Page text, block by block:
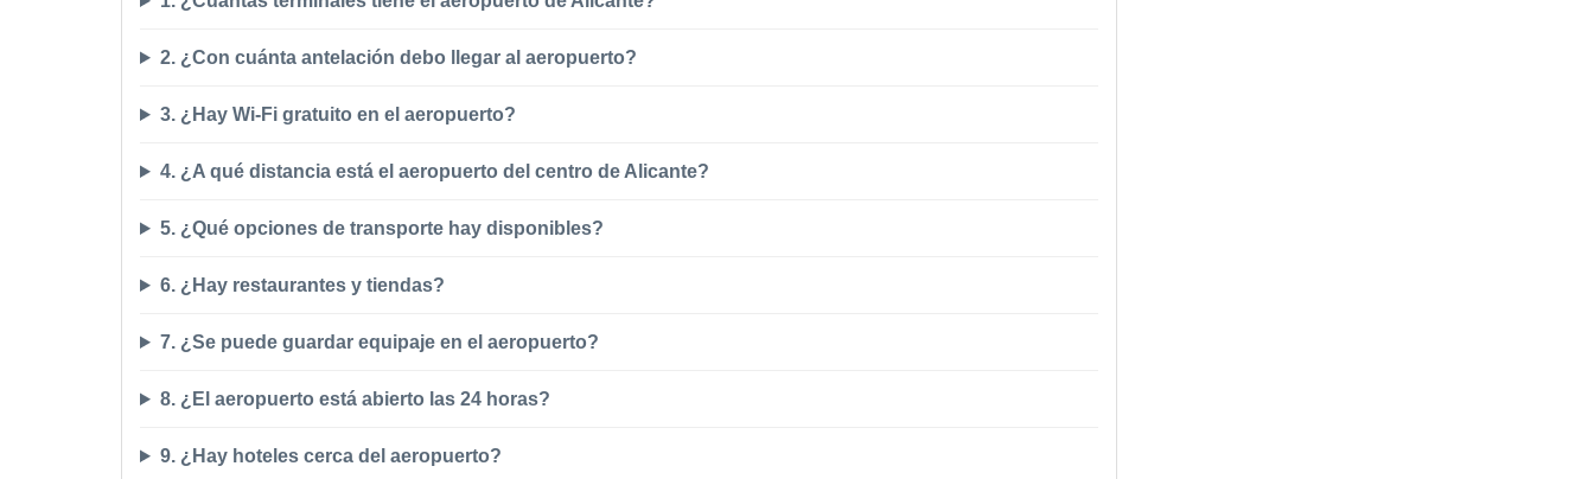
2. ¿Con cuánta antelación debo llegar al aeropuerto?
3. ¿Hay Wi-Fi gratuito en el aeropuerto?
4. ¿A qué distancia está el aeropuerto del centro de Alicante?
5. ¿Qué opciones de transporte hay disponibles?
6. ¿Hay restaurantes y tiendas?
7. ¿Se puede guardar equipaje en el aeropuerto?
8. ¿El aeropuerto está abierto las 24 horas?
9. ¿Hay hoteles cerca del aeropuerto?